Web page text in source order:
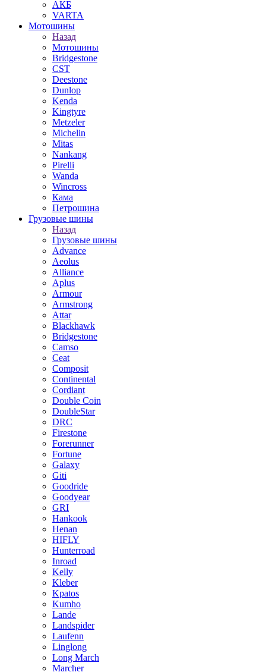
АКБ
VARTA
Мотошины
Назад
Мотошины
Bridgestone
CST
Deestone
Dunlop
Kenda
Kingtyre
Metzeler
Michelin
Mitas
Nankang
Pirelli
Wanda
Wincross
Кама
Петрошина
Грузовые шины
Назад
Грузовые шины
Advance
Aeolus
Alliance
Aplus
Armour
Armstrong
Attar
Blackhawk
Bridgestone
Camso
Ceat
Composit
Continental
Cordiant
Double Coin
DoubleStar
DRC
Firestone
Forerunner
Fortune
Galaxy
Giti
Goodride
Goodyear
GRI
Hankook
Henan
HIFLY
Hunterroad
Inroad
Kelly
Kleber
Kpatos
Kumho
Lande
Landspider
Laufenn
Linglong
Long March
Marcher